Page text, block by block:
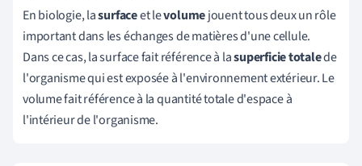
En biologie, lasurfaceet levolumejouent tous deux un rôle
important dans les échanges de matières d'une cellule.
Dans ce cas, la surface fait référence à lasuperficie totalede
l'organisme qui est exposée à l'environnement extérieur. Le
volume fait référence à la quantité totale d'espace à
l'intérieur de l'organisme.